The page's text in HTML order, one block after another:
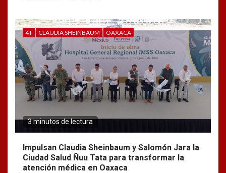
4T CLAUDIA SHEINBAUM OAXACA
3 minutos de lectura
Impulsan Claudia Sheinbaum y Salomón Jara la
Ciudad Salud Ñuu Tata para transformar la
atención médica en Oaxaca